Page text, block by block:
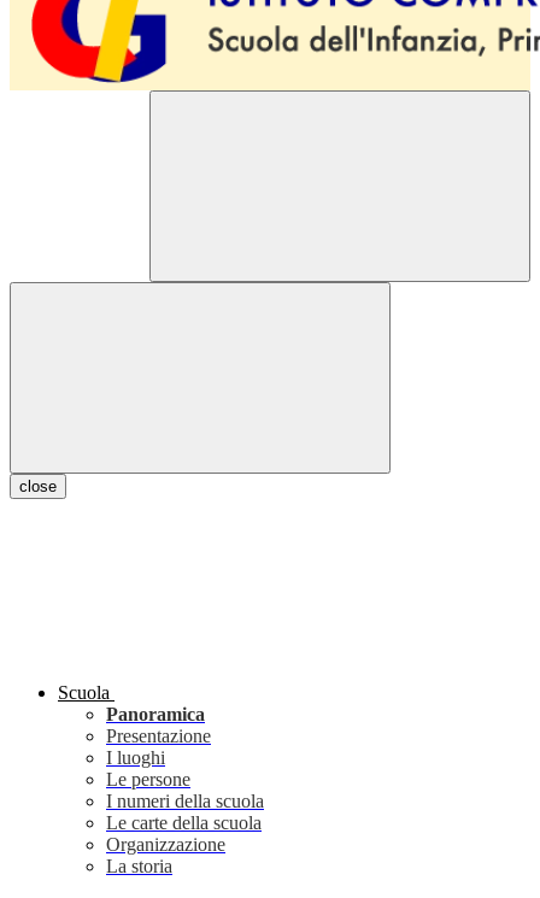
close
Scuola
Panoramica
Presentazione
I luoghi
Le persone
I numeri della scuola
Le carte della scuola
Organizzazione
La storia